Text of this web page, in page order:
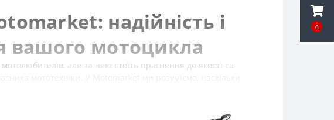
0
надійність і
вашого мотоцикла
але за нею стоїть прагнення до якості та
і вимог сучасних райдерів та їхніх двоколісних